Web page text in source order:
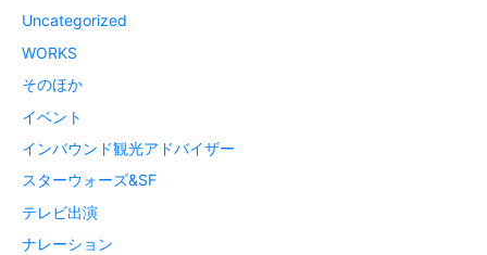
Uncategorized
WORKS
そのほか
イベント
インバウンド観光アドバイザー
スターウォーズ&SF
テレビ出演
ナレーション